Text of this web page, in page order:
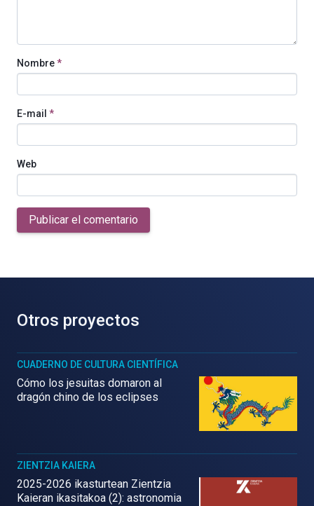
Nombre*
E-mail *
Web
Publicar el comentario
Otros proyectos
CUADERNO DE CULTURA CIENTÍFICA
Cómo los jesuitas domaron al
dragón chino de los eclipses
ZIENTZIA KAIERA
2025-2026 ikasturtean Zientzia
Kaieran ikasitakoa (2): astronomia